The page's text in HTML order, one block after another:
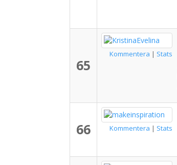
65
Kommentera | Stats
66 Kommentera | Stats